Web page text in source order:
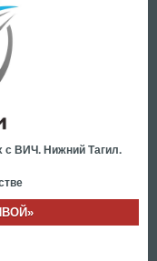
ВИЧ. Нижний Тагил.